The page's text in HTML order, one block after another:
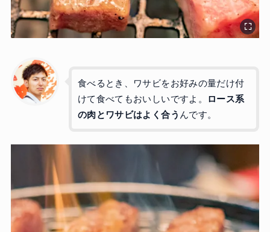
食べるとき、ワサビをお好みの量だけ付
けて食べてもおいしいですよ。
ロース系
の肉とワサビはよく合う んです。